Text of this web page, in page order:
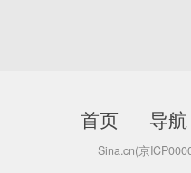
首页 导航
Sina.cn(京